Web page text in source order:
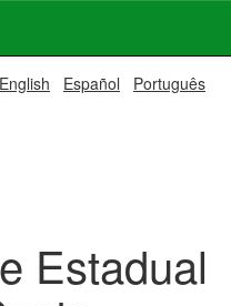
English Español Português
Estadual